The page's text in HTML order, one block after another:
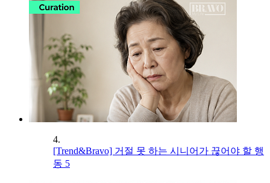
4.
[Trend&Bravo] 거절 못 하는 시니어가 끊어야 할 행
동 5